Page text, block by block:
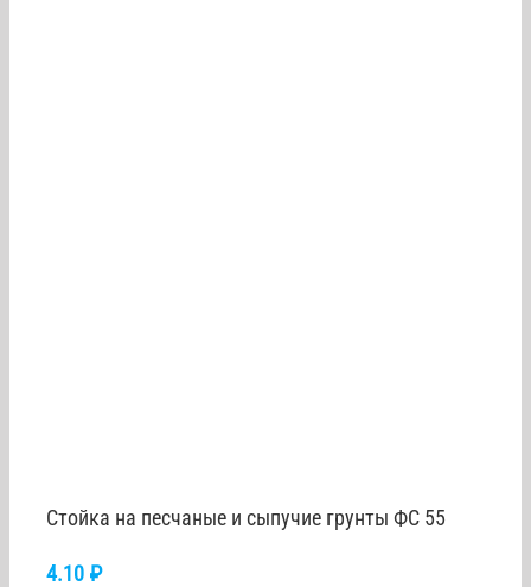
Стойка на песчаные и сыпучие грунты ФС 55
4.10 ₽